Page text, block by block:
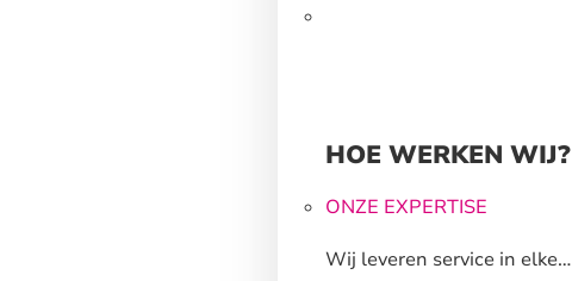
HOE WERKEN WIJ?
ONZE EXPERTISE
Wij leveren service in elke